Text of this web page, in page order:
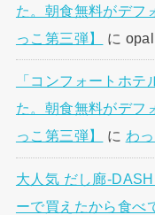
た。朝食無料がデフ
っこ第三弾】
に
「コンフォートホ
た。朝食無料がデフ
っこ第三弾】
に わ
大人気 だし廊-
ーで買えたから食べ